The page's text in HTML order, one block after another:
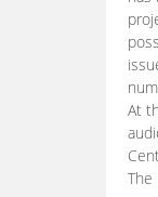
At
The